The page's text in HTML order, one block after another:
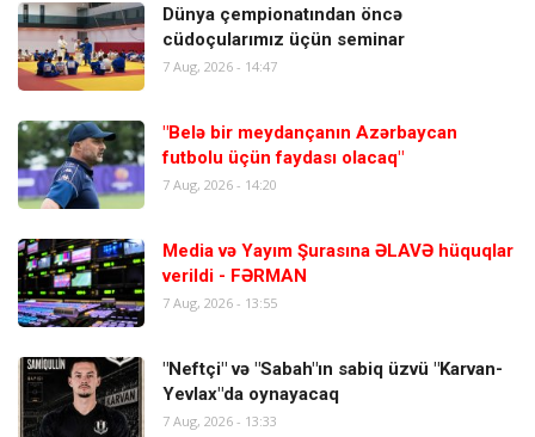
Dünya çempionatından öncə
cüdoçularımız üçün seminar
7 Aug, 2026 - 14:47
"Belə bir meydançanın Azərbaycan
futbolu üçün faydası olacaq"
7 Aug, 2026 - 14:20
Media və Yayım Şurasına ƏLAVƏ hüquqlar
verildi - FƏRMAN
7 Aug, 2026 - 13:55
"Neftçi" və "Sabah"ın sabiq üzvü "Karvan-
Yevlax"da oynayacaq
7 Aug, 2026 - 13:33